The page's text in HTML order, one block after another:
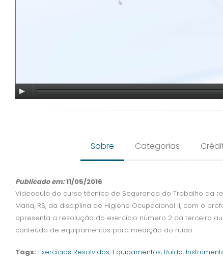
Sobre Categorias
Publicado em:11/05/2016
Videoaula do curso técnico de Segurança do Trabalho da
Maria, RS, da disciplina de Higiene Ocupacional II, com o
apresenta a resolução do exercício número 2 da terceira
conteúdo de equipamentos para medição do ruído.
Tags: Exercícios Resolvidos, Equipamentos, Ruído,